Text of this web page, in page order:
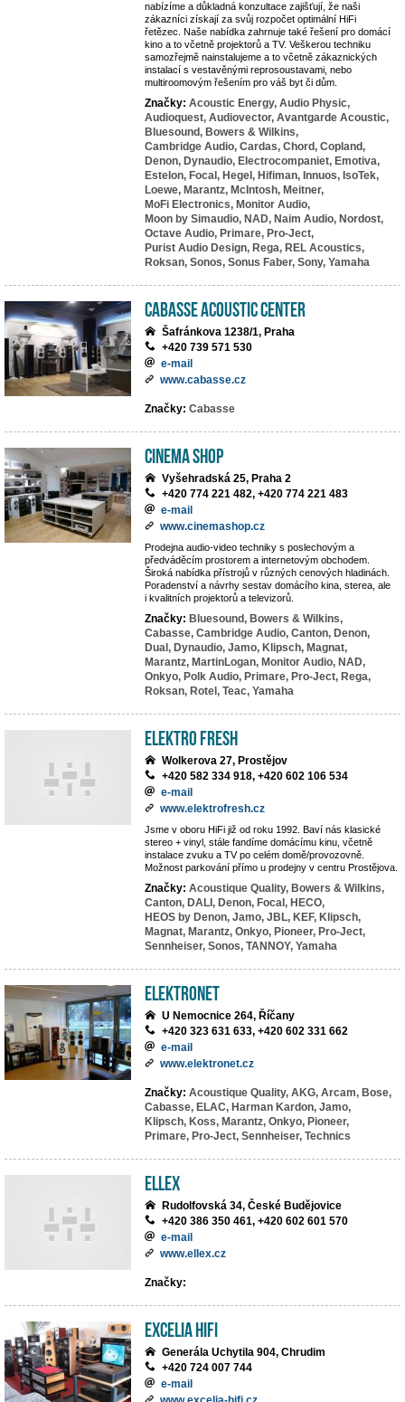
nabízíme a důkladná konzultace zajišťují, že naši
zákazníci získají za svůj rozpočet optimální HiFi
řetězec. Naše nabídka zahrnuje také řešení pro domácí
kino a to včetně projektorů a TV. Veškerou techniku
samozřejmě nainstalujeme a to včetně zákaznických
instalací s vestavěnými reprosoustavami, nebo
multiroomovým řešením pro váš byt či dům.
Značky: Acoustic Energy, Audio Physic,
Audioquest, Audiovector, Avantgarde Acoustic,
Bluesound, Bowers & Wilkins,
Cambridge Audio, Cardas, Chord, Copland,
Denon, Dynaudio, Electrocompaniet, Emotiva,
Estelon, Focal, Hegel, Hifiman, Innuos, IsoTek,
Loewe, Marantz, McIntosh, Meitner,
MoFi Electronics, Monitor Audio,
Moon by Simaudio, NAD, Naim Audio, Nordost,
Octave Audio, Primare, Pro-Ject,
Purist Audio Design, Rega, REL Acoustics,
Roksan, Sonos, Sonus Faber, Sony, Yamaha
Cabasse Acoustic Center
Šafránkova 1238/1, Praha
+420 739 571 530
e-mail
www.cabasse.cz
Značky: Cabasse
Cinema Shop
Vyšehradská 25, Praha 2
+420 774 221 482, +420 774 221 483
e-mail
www.cinemashop.cz
Prodejna audio-video techniky s poslechovým a
předváděcím prostorem a internetovým obchodem.
Široká nabídka přístrojů v různých cenových hladinách.
Poradenství a návrhy sestav domácího kina, sterea, ale
i kvalitních projektorů a televizorů.
Značky: Bluesound, Bowers & Wilkins,
Cabasse, Cambridge Audio, Canton, Denon,
Dual, Dynaudio, Jamo, Klipsch, Magnat,
Marantz, MartinLogan, Monitor Audio, NAD,
Onkyo, Polk Audio, Primare, Pro-Ject, Rega,
Roksan, Rotel, Teac, Yamaha
Elektro Fresh
Wolkerova 27, Prostějov
+420 582 334 918, +420 602 106 534
e-mail
www.elektrofresh.cz
Jsme v oboru HiFi již od roku 1992. Baví nás klasické
stereo + vinyl, stále fandíme domácímu kinu, včetně
instalace zvuku a TV po celém domě/provozovně.
Možnost parkování přímo u prodejny v centru Prostějova.
Značky: Acoustique Quality, Bowers & Wilkins,
Canton, DALI, Denon, Focal, HECO,
HEOS by Denon, Jamo, JBL, KEF, Klipsch,
Magnat, Marantz, Onkyo, Pioneer, Pro-Ject,
Sennheiser, Sonos, TANNOY, Yamaha
ElektroNet
U Nemocnice 264, Říčany
+420 323 631 633, +420 602 331 662
e-mail
www.elektronet.cz
Značky: Acoustique Quality, AKG, Arcam, Bose,
Cabasse, ELAC, Harman Kardon, Jamo,
Klipsch, Koss, Marantz, Onkyo, Pioneer,
Primare, Pro-Ject, Sennheiser, Technics
ELLEX
Rudolfovská 34, České Budějovice
+420 386 350 461, +420 602 601 570
e-mail
www.ellex.cz
Značky:
EXCELIA HIFI
Generála Uchytila 904, Chrudim
+420 724 007 744
e-mail